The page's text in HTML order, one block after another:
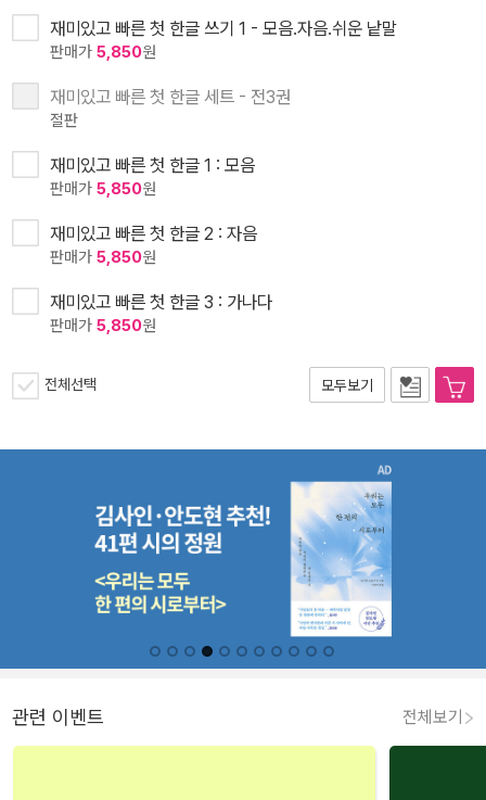
재미있고 빠른 첫 한글 쓰기 1 - 모음.자음.쉬운 낱말
판매가 5,850원
재미있고 빠른 첫 한글 세트 - 전3권
절판
재미있고 빠른 첫 한글 1 : 모음
판매가 5,850원
재미있고 빠른 첫 한글 2 : 자음
판매가 5,850원
재미있고 빠른 첫 한글 3 : 가나다
판매가 5,850원
전체선택 모두보기
관련 이벤트 전체보기